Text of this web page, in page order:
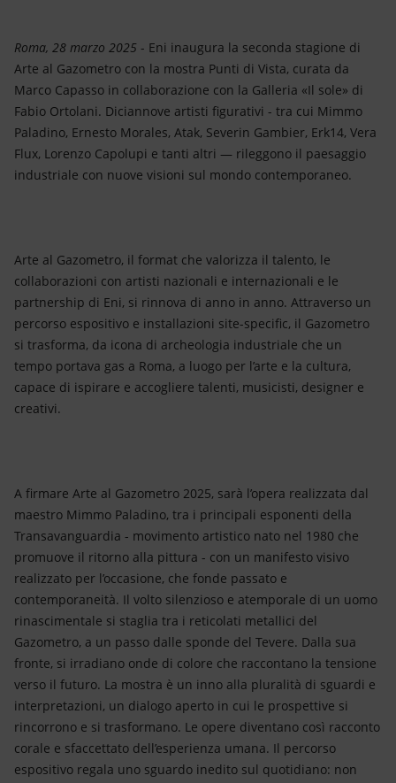
Roma, 28 marzo 2025 - Eni inaugura la seconda stagione di
Arte al Gazometro con la mostra Punti di Vista, curata da
Marco Capasso in collaborazione con la Galleria «Il sole» di
Fabio Ortolani. Diciannove artisti figurativi - tra cui Mimmo
Paladino, Ernesto Morales, Atak, Severin Gambier, Erk14, Vera
Flux, Lorenzo Capolupi e tanti altri — rileggono il paesaggio
industriale con nuove visioni sul mondo contemporaneo.
Arte al Gazometro, il format che valorizza il talento, le
collaborazioni con artisti nazionali e internazionali e le
partnership di Eni, si rinnova di anno in anno. Attraverso un
percorso espositivo e installazioni site-specific, il Gazometro
si trasforma, da icona di archeologia industriale che un
tempo portava gas a Roma, a luogo per l’arte e la cultura,
capace di ispirare e accogliere talenti, musicisti, designer e
creativi.
A firmare Arte al Gazometro 2025, sarà l’opera realizzata dal
maestro Mimmo Paladino, tra i principali esponenti della
Transavanguardia - movimento artistico nato nel 1980 che
promuove il ritorno alla pittura - con un manifesto visivo
realizzato per l’occasione, che fonde passato e
contemporaneità. Il volto silenzioso e atemporale di un uomo
rinascimentale si staglia tra i reticolati metallici del
Gazometro, a un passo dalle sponde del Tevere. Dalla sua
fronte, si irradiano onde di colore che raccontano la tensione
verso il futuro. La mostra è un inno alla pluralità di sguardi e
interpretazioni, un dialogo aperto in cui le prospettive si
rincorrono e si trasformano. Le opere diventano così racconto
corale e sfaccettato dell’esperienza umana. Il percorso
espositivo regala uno sguardo inedito sul quotidiano: non